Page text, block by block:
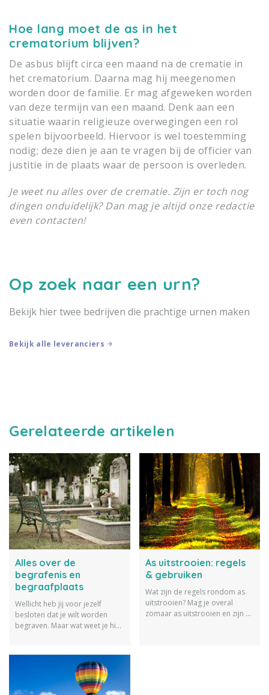
Hoe lang moet de as in het
crematorium blijven?
De asbus blijft circa een maand na de crematie in
het crematorium. Daarna mag hij meegenomen
worden door de familie. Er mag afgeweken worden
van deze termijn van een maand. Denk aan een
situatie waarin religieuze overwegingen een rol
spelen bijvoorbeeld. Hiervoor is wel toestemming
nodig; deze dien je aan te vragen bij de officier van
justitie in de plaats waar de persoon is overleden.
Je weet nu alles over de crematie. Zijn er toch nog
dingen onduidelijk? Dan mag je altijd onze redactie
even contacten!
Op zoek naar een urn?
Bekijk hier twee bedrijven die prachtige urnen maken
Bekijk alle leveranciers
Gerelateerde artikelen
Alles over de
begrafenis en
begraafplaats
Wellicht heb jij voor jezelf
besloten dat je wilt worden
begraven. Maar wat weet je hier
begrafenis en begraven.
As uitstrooien: regels
& gebruiken
Wat zijn de regels rondom as
uitstrooien? Mag je overal
zomaar as uitstrooien en zijn er